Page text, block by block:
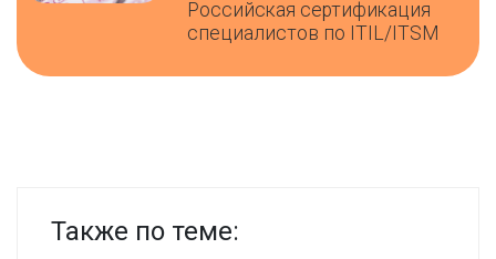
Российская сертификация
специалистов по ITIL/ITSM
Также по теме: